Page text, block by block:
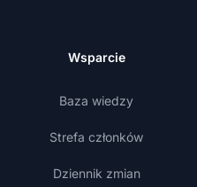
Wsparcie
Baza wiedzy
Strefa członków
Dziennik zmian